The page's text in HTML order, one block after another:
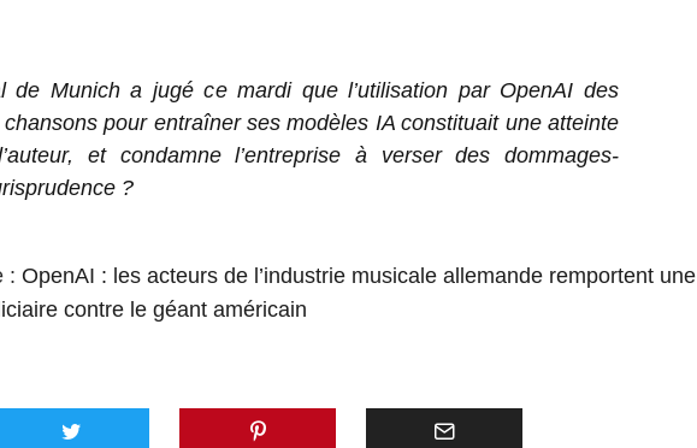
de Munich a jugé ce mardi que l’utilisation par OpenAI des
pour entraîner ses modèles IA constituait une atteinte
et condamne l’entreprise à verser des dommages-
?
: OpenAI : les acteurs de l’industrie musicale allemande remportent une
contre le géant américain